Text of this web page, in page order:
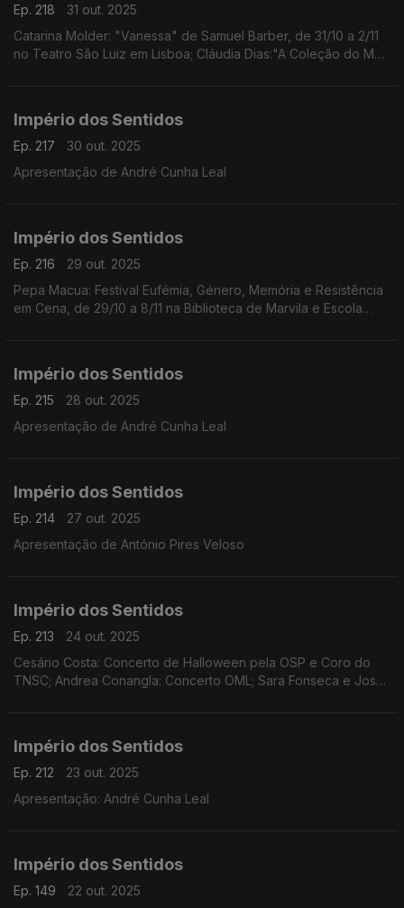
Ep. 218
31 out. 2025
Catarina Molder: "Vanessa" de Samuel Barber, de 31/10 a 2/11
no Teatro São Luiz em Lisboa; Cláudia Dias:"A Coleção do Meu
Império dos Sentidos
Ep. 217
30 out. 2025
Apresentação de André Cunha Leal
Império dos Sentidos
Ep. 216
29 out. 2025
Pepa Macua: Festival Eufémia, Género, Memória e Resistência
em Cena, de 29/10 a 8/11 na Biblioteca de Marvila e Escola
Império dos Sentidos
Ep. 215
28 out. 2025
Apresentação de André Cunha Leal
Império dos Sentidos
Ep. 214
27 out. 2025
Apresentação de António Pires Veloso
Império dos Sentidos
Ep. 213
24 out. 2025
Cesário Costa: Concerto de Halloween pela OSP e Coro do
TNSC; Andrea Conangla: Concerto OML; Sara Fonseca e José
Império dos Sentidos
Ep. 212
23 out. 2025
Apresentação: André Cunha Leal
Império dos Sentidos
Ep. 149
22 out. 2025